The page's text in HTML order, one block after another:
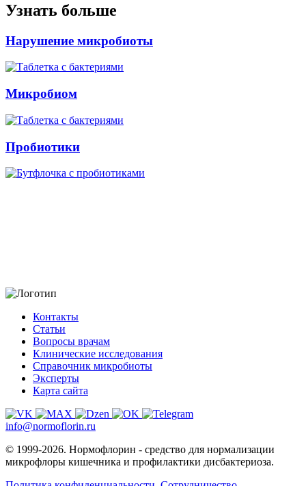
Узнать больше
Нарушение микробиоты
Микробиом
Пробиотики
Контакты
Статьи
Вопросы врачам
Клинические исследования
Справочник микробиоты
Эксперты
Карта сайта
info@normoflorin.ru
© 1999-2026. Нормофлорин - средство для нормализации
микрофлоры кишечника и профилактики дисбактериоза.